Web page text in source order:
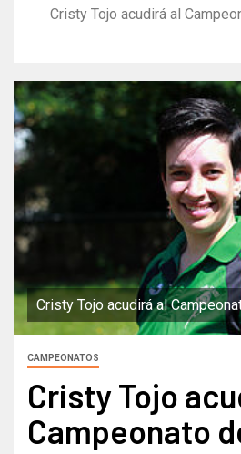
Cristy Tojo acudirá al
Cristy Tojo acudirá al
CAMPEONATOS
Cristy Tojo
Campeonato